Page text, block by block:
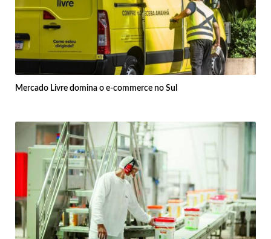
Mercado Livre domina o e-commerce no Sul